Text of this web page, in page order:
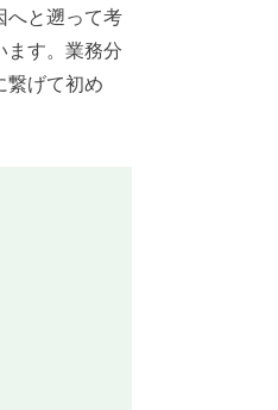
へと遡って考
ます。業務分
繋げて初め